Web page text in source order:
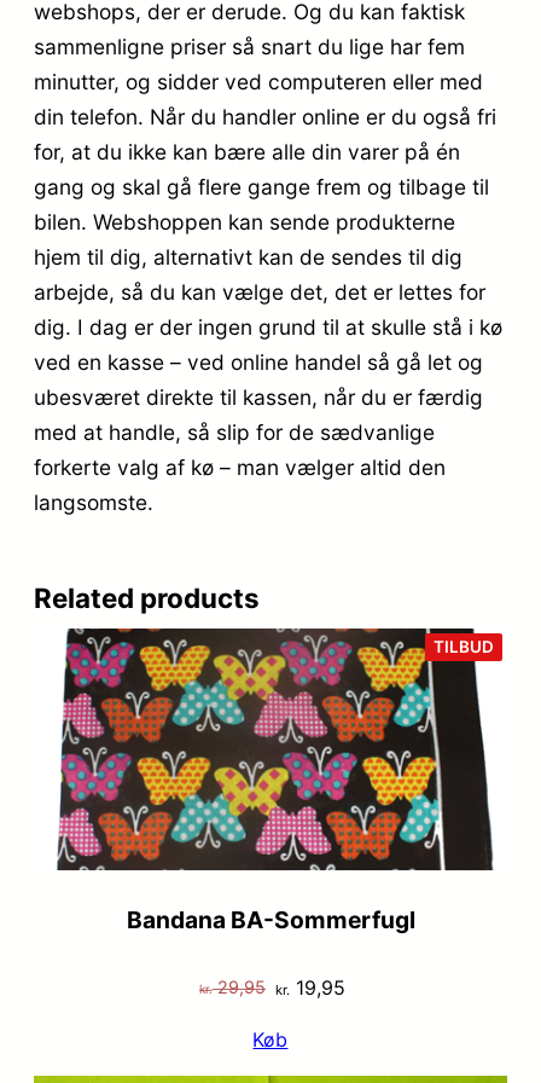
webshops, der er derude. Og du kan faktisk
sammenligne priser så snart du lige har fem
minutter, og sidder ved computeren eller med
din telefon. Når du handler online er du også fri
for, at du ikke kan bære alle din varer på én
gang og skal gå flere gange frem og tilbage til
bilen. Webshoppen kan sende produkterne
hjem til dig, alternativt kan de sendes til dig
arbejde, så du kan vælge det, det er lettes for
dig. I dag er der ingen grund til at skulle stå i kø
ved en kasse – ved online handel så gå let og
ubesværet direkte til kassen, når du er færdig
med at handle, så slip for de sædvanlige
forkerte valg af kø – man vælger altid den
langsomste.
Related products
TILBUD
PÅ
Bandana BA-Sommerfugl
kr.29,95 Den
pris
kr. 19,95
Køb